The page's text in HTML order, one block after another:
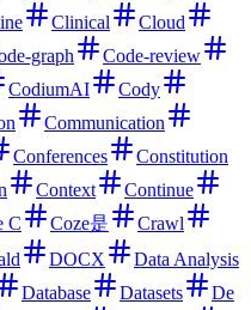
Clinical
Cloud
graph
Code-review
CodiumAI
Cody
Communication
Conferences
Constitution
Context
Continue
C Coze是
Crawl
DOCX
Data Analysis
Database Datasets
De